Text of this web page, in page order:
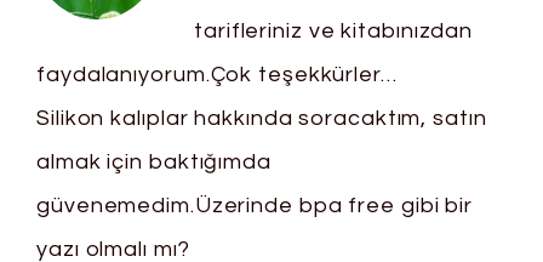
tarifleriniz ve kitabınızdan
faydalanıyorum.Çok teşekkürler…
Silikon kalıplar hakkında soracaktım, satın
almak için baktığımda
güvenemedim.Üzerinde bpa free gibi bir
yazı olmalı mı?